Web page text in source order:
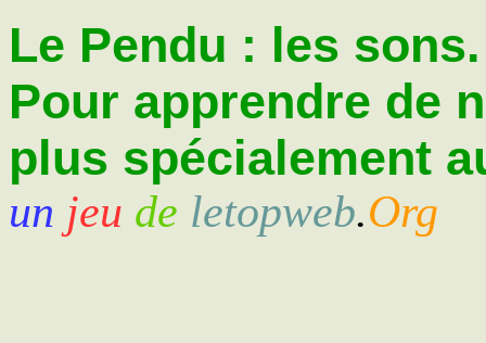
Le Pendu : les sons.
Pour apprendre de
plus spécialement
un jeu de letopweb.Org